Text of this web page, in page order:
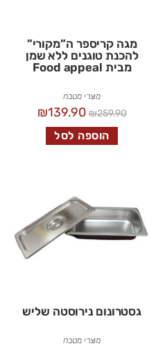
מגה קריספר ה”מקורי”
להכנת טוגנים ללא שמן
מבית Food appeal
מוצרי מטבח
₪259.90
₪139.90
הוספה לסל
גסטרונום נירוסטה שליש
מוצרי מטבח